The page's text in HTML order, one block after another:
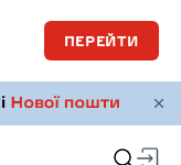
ПЕРЕЙТИ